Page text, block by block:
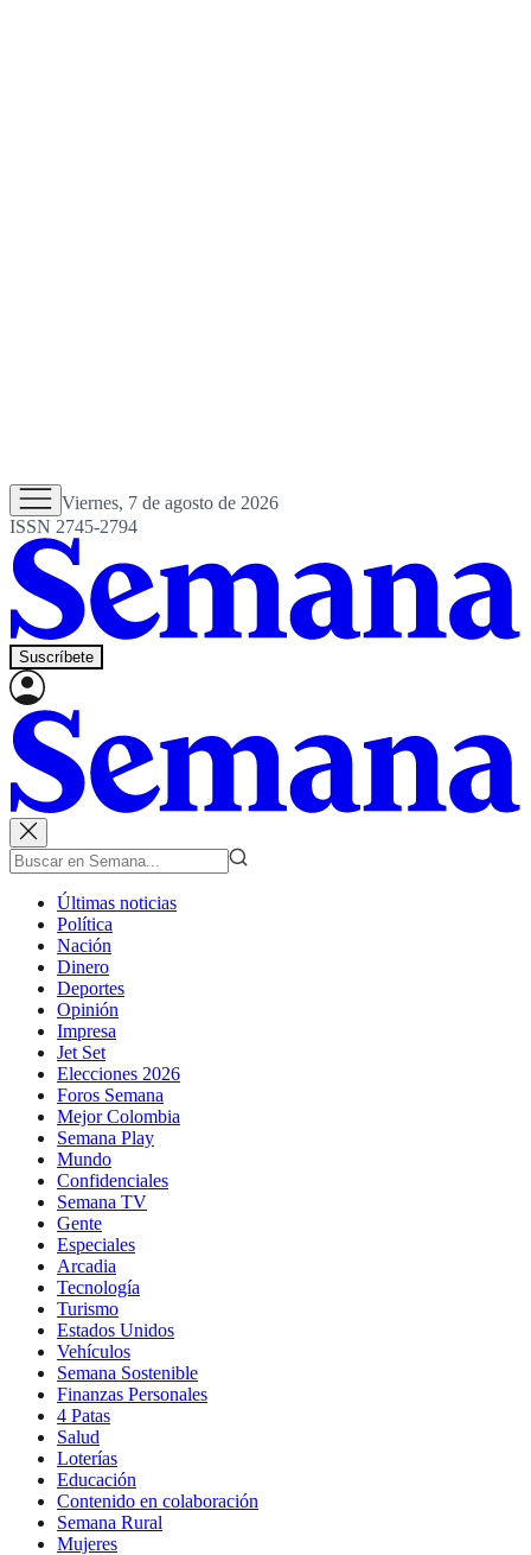
Viernes, 7 de agosto de 2026
ISSN 2745-2794
Suscríbete
Últimas noticias
Política
Nación
Dinero
Deportes
Opinión
Impresa
Jet Set
Elecciones 2026
Foros Semana
Mejor Colombia
Semana Play
Mundo
Confidenciales
Semana TV
Gente
Especiales
Arcadia
Tecnología
Turismo
Estados Unidos
Vehículos
Semana Sostenible
Finanzas Personales
4 Patas
Salud
Loterías
Educación
Contenido en colaboración
Semana Rural
Mujeres